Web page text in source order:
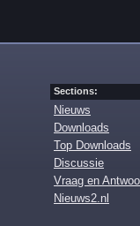
Sections:
Nieuws
Downloads
Top Downloads
Discussie
Vraag en
Nieuws2.nl